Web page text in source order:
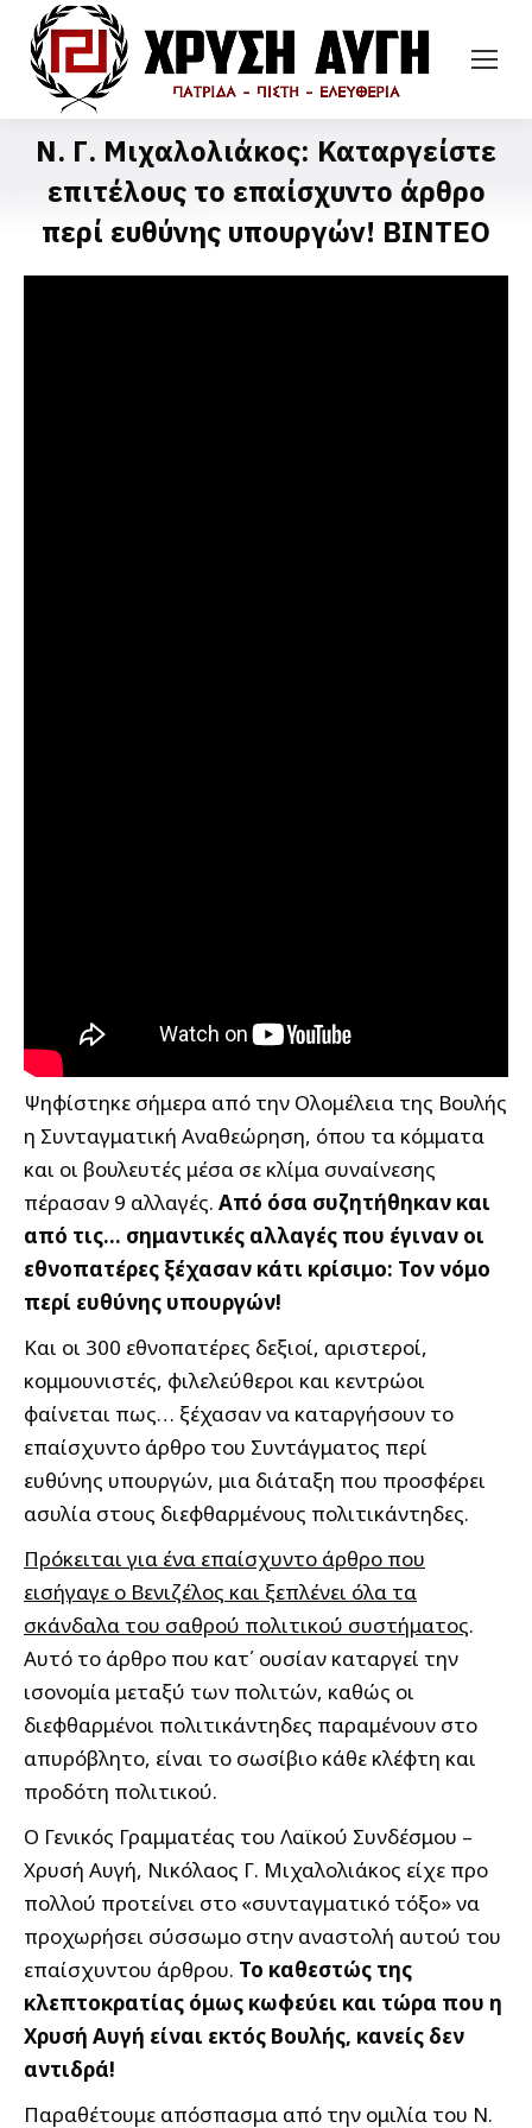
Ν. Γ. Μιχαλολιάκος: Καταργείστε
επιτέλους το επαίσχυντο άρθρο
περί ευθύνης υπουργών! ΒΙΝΤΕΟ
Ψηφίστηκε σήμερα από την Ολομέλεια της Βουλής
η Συνταγματική Αναθεώρηση, όπου τα κόμματα
και οι βουλευτές μέσα σε κλίμα συναίνεσης
πέρασαν 9 αλλαγές. Από όσα συζητήθηκαν και
από τις… σημαντικές αλλαγές που έγιναν οι
εθνοπατέρες ξέχασαν κάτι κρίσιμο: Τον νόμο
περί ευθύνης υπουργών!
Και οι 300 εθνοπατέρες δεξιοί, αριστεροί,
κομμουνιστές, φιλελεύθεροι και κεντρώοι
φαίνεται πως… ξέχασαν να καταργήσουν το
επαίσχυντο άρθρο του Συντάγματος περί
ευθύνης υπουργών, μια διάταξη που προσφέρει
ασυλία στους διεφθαρμένους πολιτικάντηδες.
Πρόκειται για ένα επαίσχυντο άρθρο που
εισήγαγε ο Βενιζέλος και ξεπλένει όλα τα
σκάνδαλα του σαθρού πολιτικού συστήματος.
Αυτό το άρθρο που κατ΄ ουσίαν καταργεί την
ισονομία μεταξύ των πολιτών, καθώς οι
διεφθαρμένοι πολιτικάντηδες παραμένουν στο
απυρόβλητο, είναι το σωσίβιο κάθε κλέφτη και
προδότη πολιτικού.
Ο Γενικός Γραμματέας του Λαϊκού Συνδέσμου –
Χρυσή Αυγή, Νικόλαος Γ. Μιχαλολιάκος είχε προ
πολλού προτείνει στο «συνταγματικό τόξο» να
προχωρήσει σύσσωμο στην αναστολή αυτού του
επαίσχυντου άρθρου. Το καθεστώς της
κλεπτοκρατίας όμως κωφεύει και τώρα που η
Χρυσή Αυγή είναι εκτός Βουλής, κανείς δεν
αντιδρά!
Παραθέτουμε απόσπασμα από την ομιλία του Ν.